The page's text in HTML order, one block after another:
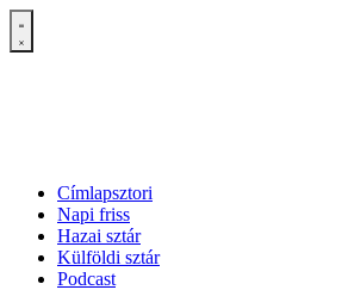
Címlapsztori
Napi friss
Hazai sztár
Külföldi sztár
Podcast